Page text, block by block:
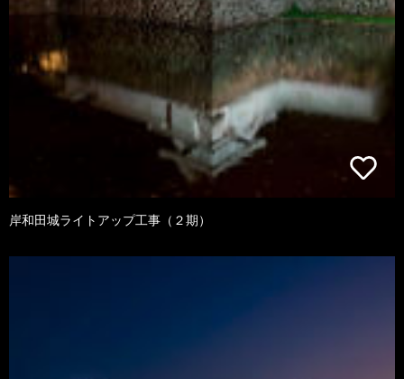
岸和田城ライトアップ工事（２期）